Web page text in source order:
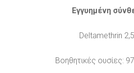
Εγγυημένη
Deltamethrin
Βοηθητικές ουσίες: